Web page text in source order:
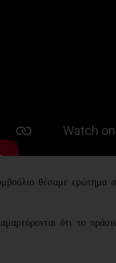
θέσαμε ερώτημα
ότι το